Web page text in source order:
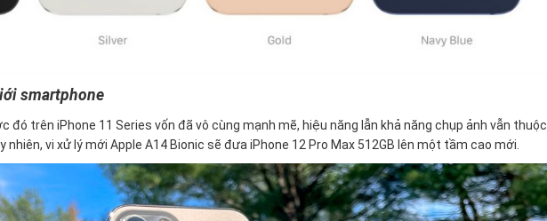
smartphone
đó trên iPhone 11 Series vốn đã vô cùng mạnh mẽ, hiệu năng lẫn khả năng chụp ảnh vẫn thuộc
nhiên, vi xử lý mới Apple A14 Bionic sẽ đưa iPhone 12 Pro Max 512GB lên một tầm cao mới.